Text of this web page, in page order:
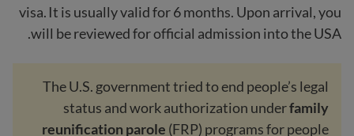
visa. It is usually valid for 6 months. Upon arrival, you
will be reviewed for official admission into the USA.
The U.S. government tried to end people’s legal
status and work authorization underfamily
reunification parole (FRP) programs for people